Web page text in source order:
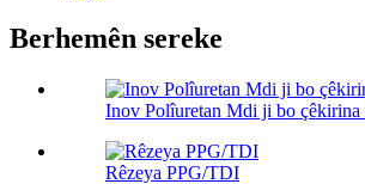
Berhemên sereke
Inov Polîuretan Mdi ji bo çêkirina
Rêzeya PPG/TDI